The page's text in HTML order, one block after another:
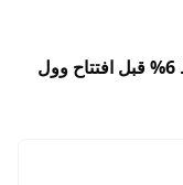
أرباح مخيبة وإنفاق ضخم.. سهم تسلا يهبط 6% قبل افتتاح وول